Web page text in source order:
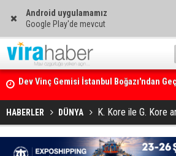
Android uygulamamız
Google Play'de mevcut
Ege Denizi’nin En Büyük Mercan Ormanı
HABERLER DÜNYA K. Kore ile G. Kore